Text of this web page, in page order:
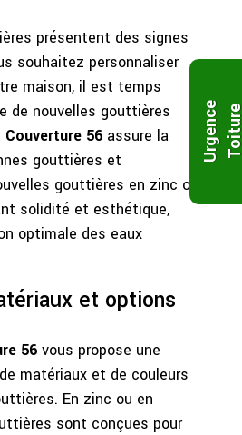
présentent des signes
souhaitez personnaliser
maison, il est temps
de nouvelles gouttières
56assure la
gouttières et
gouttières en zinc ou
solidité et esthétique,
optimale des eaux
et options
56vous propose une
matériaux et de couleurs
En zinc ou en
sont conçues pour
U
r
g
e
n
c
e
T
o
i
t
u
r